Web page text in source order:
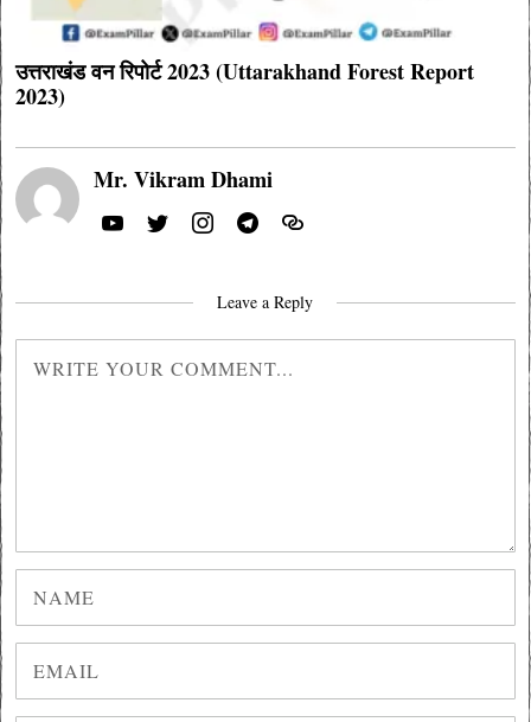
उत्तराखंड वन रिपोर्ट 2023 (Uttarakhand Forest Report
2023)
Mr. Vikram Dhami
Leave a Reply